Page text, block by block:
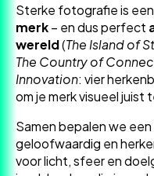
Sterke fotografie is een
merk– en dus perfect
wereld(The Island of
The Country of
Innovation: vier
om je merk visueel juist
Samen bepalen we
geloofwaardig en
voor licht, sfeer en